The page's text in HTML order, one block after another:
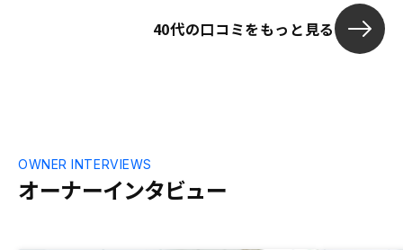
ていただき、
に対応してい
す。
40代の口コミをもっと見る
オーナーインタビュー
OWNER INTERVIEWS